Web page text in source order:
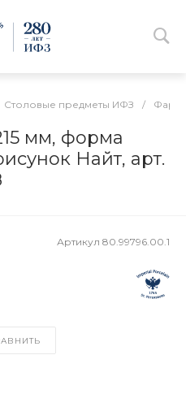
Столовые предметы ИФЗ /
мм, форма
Найт, арт.
Артикул 80.99796.00.1